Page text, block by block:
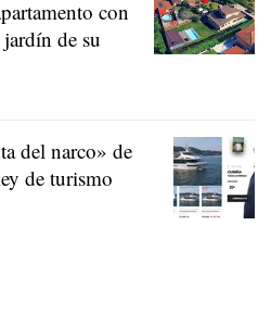
con
de su
del narco» de
de turismo